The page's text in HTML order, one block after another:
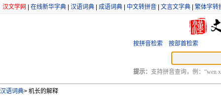
汉文学网 在线新华字典 汉语词典 成语词典 中文转拼音 文言文字典 繁体字转
按拼音检索 按部首检索
提示： 支持拼音查询，例：“wen
汉语词典> 机长的解释